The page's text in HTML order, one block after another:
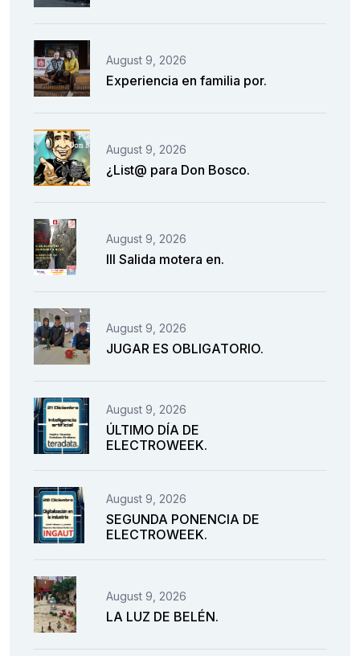
August 9, 2026
Experiencia en familia por.
August 9, 2026
¿List@ para Don Bosco.
August 9, 2026
III Salida motera en.
August 9, 2026
JUGAR ES OBLIGATORIO.
August 9, 2026
ÚLTIMO DÍA DE
ELECTROWEEK.
August 9, 2026
SEGUNDA PONENCIA DE
ELECTROWEEK.
August 9, 2026
LA LUZ DE BELÉN.